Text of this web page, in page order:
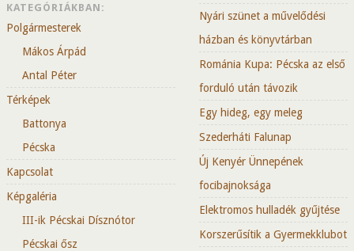
KATEGÓRIÁKBAN:
Polgármesterek
Mákos Árpád
Antal Péter
Térképek
Battonya
Pécska
Kapcsolat
Képgaléria
III-ik Pécskai Dísznótor
Pécskai ősz
Nyári szünet a művelődési
házban és könyvtárban
Románia Kupa: Pécska az első
forduló után távozik
Egy hideg, egy meleg
Szederháti Falunap
Új Kenyér Ünnepének
focibajnoksága
Elektromos hulladék gyűjtése
Korszerűsítik a Gyermekklubot